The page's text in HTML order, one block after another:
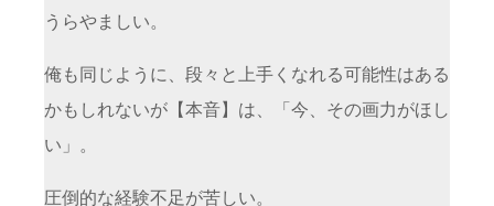
うらやましい。
俺も同じように、段々と上手くなれる可能性はある
かもしれないが【本音】は、「今、その画力がほし
い」。
圧倒的な経験不足が苦しい。